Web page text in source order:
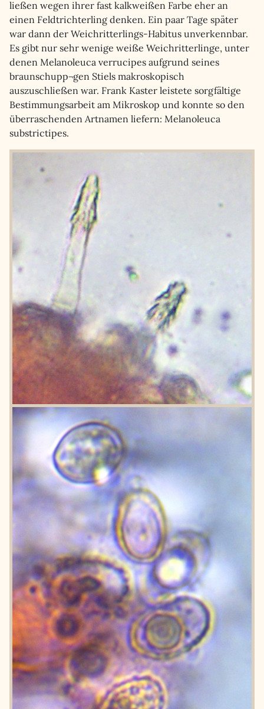
ließen wegen ihrer fast kalkweißen Farbe eher an
einen Feldtrichterling denken. Ein paar Tage später
war dann der Weichritterlings-Habitus unverkennbar.
Es gibt nur sehr wenige weiße Weichritterlinge, unter
denen Melanoleuca verrucipes aufgrund seines
braunschupp¬gen Stiels makroskopisch
auszuschließen war. Frank Kaster leistete sorgfältige
Bestimmungsarbeit am Mikroskop und konnte so den
überraschenden Artnamen liefern: Melanoleuca
substrictipes.